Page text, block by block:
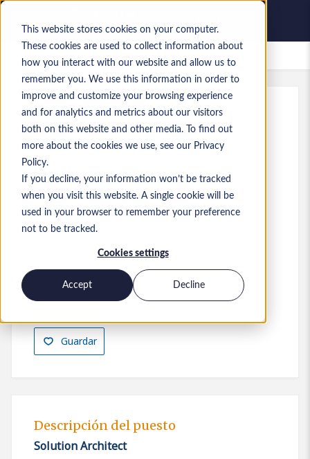
This website stores cookies on your computer.
These cookies are used to collect information about
how you interact with our website and allow us to
remember you. We use this information in order to
improve and customize your browsing experience
and for analytics and metrics about our visitors
both on this website and other media. To find out
more about the cookies we use, see our Privacy
Policy.
If you decline, your information won’t be tracked
when you visit this website. A single cookie will be
used in your browser to remember your preference
not to be tracked.
Cookies settings
Accept Decline
Empleos guardados
Ref. :a0MaA0000004NIz.3_1780915001
Solution Architect
Norway
OtherPuesto
Senior
Guardar
Solicitar
Descripción del puesto
Solution Architect